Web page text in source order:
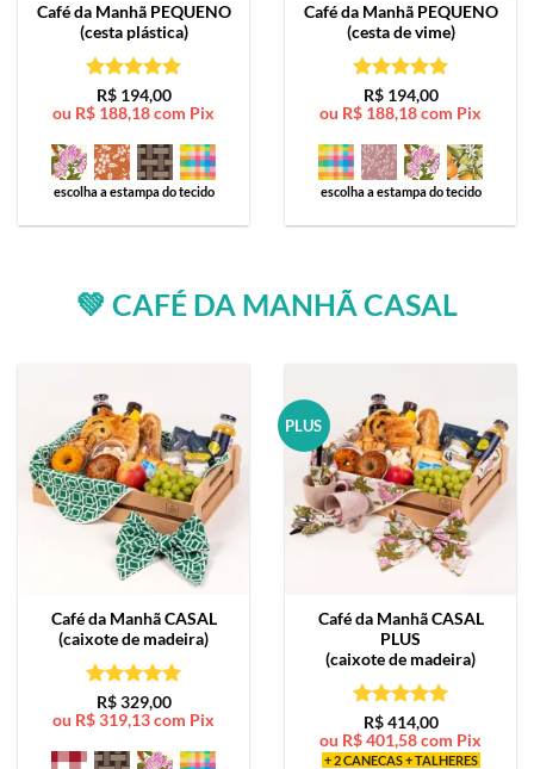
Café da Manhã PEQUENO
(cesta plástica)
Avaliação5
de 5
R$194,00
ou R$ 188,18com Pix
escolha a estampa do tecido
Café da Manhã PEQUENO
(cesta de vime)
Avaliação5
de 5
R$194,00
ou R$ 188,18com Pix
escolha a estampa do tecido
💚 CAFÉ DA MANHÃ CASAL
Café da ManhãCASAL
(caixote de madeira)
Avaliação5
de 5
R$329,00
ou R$319,13com Pix
PLUS
Café da ManhãCASAL
PLUS
(caixote de madeira)
Avaliação5
de 5
R$414,00
ou R$401,58com Pix
+ 2 CANECAS + TALHERES